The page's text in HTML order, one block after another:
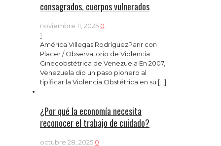
consagrados, cuerpos vulnerados
noviembre 11, 2025 0
1
América Villegas RodríguezParir con
Placer / Observatorio de Violencia
Ginecobstétrica de Venezuela En 2007,
Venezuela dio un paso pionero al
tipificar la Violencia Obstétrica en su […]
¿Por qué la economía necesita
reconocer el trabajo de cuidado?
octubre 28, 2025 0